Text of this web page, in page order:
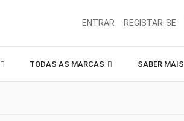
ENTRAR REGISTAR-SE
TODAS AS MARCAS SABER MAIS